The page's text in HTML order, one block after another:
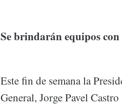
Se brindarán equipos
Este fin de semana la
General, Jorge Pavel